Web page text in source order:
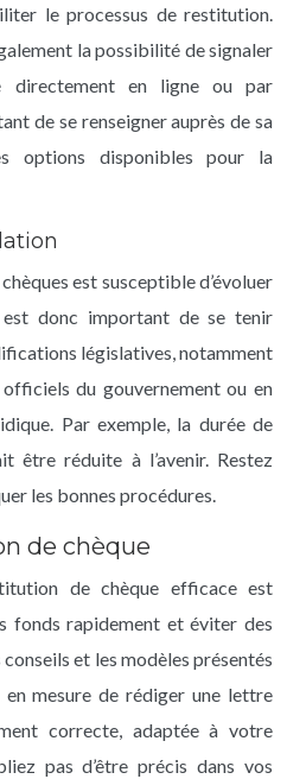
le processus de restitution.
la possibilité de signaler
directement en ligne ou par
de se renseigner auprès de sa
options disponibles pour la
est susceptible d’évoluer
donc important de se tenir
législatives, notamment
du gouvernement ou en
Par exemple, la durée de
être réduite à l’avenir. Restez
les bonnes procédures.
de chèque
de chèque efficace est
fonds rapidement et éviter des
et les modèles présentés
mesure de rédiger une lettre
correcte, adaptée à votre
pas d’être précis dans vos